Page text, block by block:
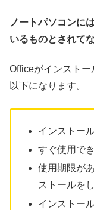
ノートパソコンに
いるものとされて
Officeがインスト
以下になります。
インストー
すぐ使用で
使用期限が
ストールを
インストー